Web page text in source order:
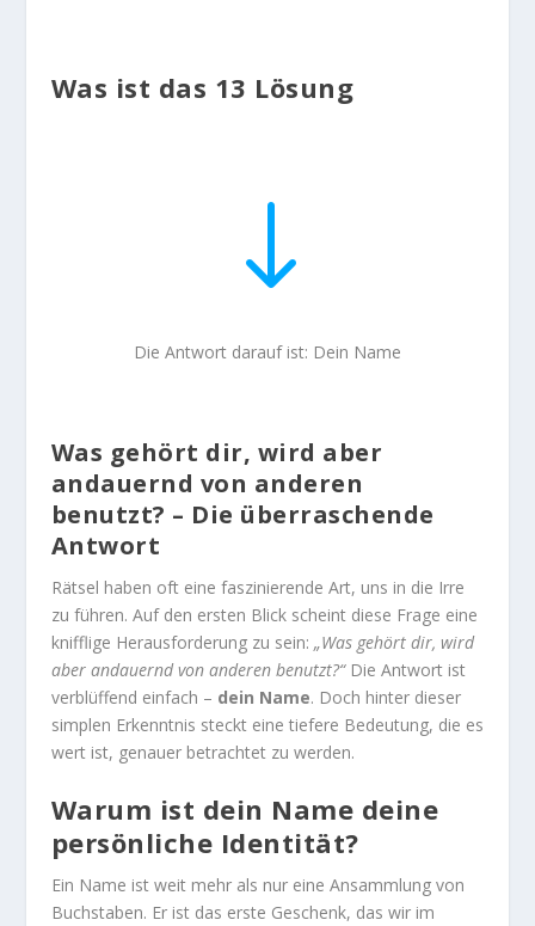
Was ist das 13 Lösung
"
Die Antwort darauf ist: Dein Name
Was gehört dir, wird aber
andauernd von anderen
benutzt? – Die überraschende
Antwort
Rätsel haben oft eine faszinierende Art, uns in die Irre
zu führen. Auf den ersten Blick scheint diese Frage eine
knifflige Herausforderung zu sein: „Was gehört dir, wird
aber andauernd von anderen benutzt?“Die Antwort ist
verblüffend einfach – dein Name. Doch hinter dieser
simplen Erkenntnis steckt eine tiefere Bedeutung, die es
wert ist, genauer betrachtet zu werden.
Warum ist dein Name deine
persönliche Identität?
Ein Name ist weit mehr als nur eine Ansammlung von
Buchstaben. Er ist das erste Geschenk, das wir im